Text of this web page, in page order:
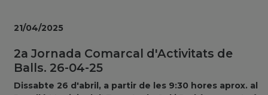
2a Jornada Comarcal d'Activitats de
Balls. 26-04-25
Dissabte 26 d'abril, a partir de les 9:30 hores aprox. al
21/04/2025